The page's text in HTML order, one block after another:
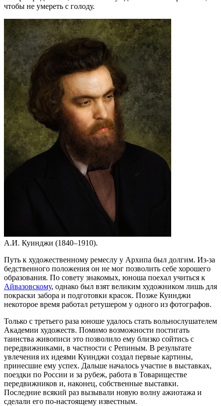
чтобы не умереть с голоду.
А.И. Куинджи (1840–1910).
Путь к художественному ремеслу у Архипа был долгим. Из-за
бедственного положения он не мог позволить себе хорошего
образования. По совету знакомых, юноша поехал учиться к
Айвазовскому, однако был взят великим художником лишь для
покраски забора и подготовки красок. Позже Куинджи
некоторое время работал ретушером у одного из фотографов.
Только с третьего раза юноше удалось стать вольнослушателем
Академии художеств. Помимо возможности постигать
таинства живописи это позволило ему близко сойтись с
передвижниками, в частности с Репиным. В результате
увлечения их идеями Куинджи создал первые картины,
принесшие ему успех. Дальше началось участие в выставках,
поездки по России и за рубеж, работа в Товариществе
передвижников и, наконец, собственные выставки.
Последние всякий раз вызывали новую волну ажиотажа и
сделали его по-настоящему известным.